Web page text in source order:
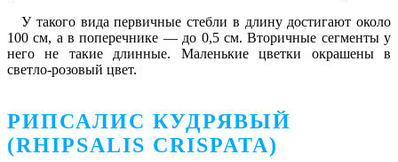
У такого вида первичные стебли в длину достигают около
100 см, а в поперечнике ― до 0,5 см. Вторичные сегменты у
него не такие длинные. Маленькие цветки окрашены в
светло-розовый цвет.
РИПСАЛИС КУДРЯВЫЙ
(RHIPSALIS CRISPATA)